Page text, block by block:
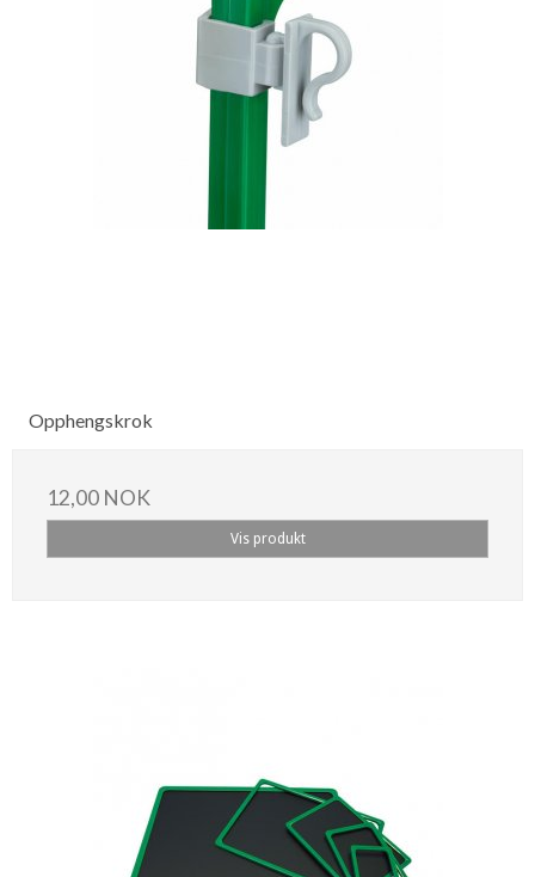
Opphengskrok
12,00 NOK
Vis produkt